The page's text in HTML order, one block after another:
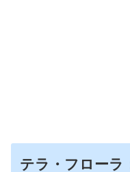
テラ・フローラ